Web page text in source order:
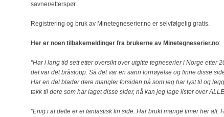
savner/etterspør.
Registrering og bruk av Minetegneserier.no er selvfølgelig gratis.
Her er noen tilbakemeldinger fra brukerne av Minetegneserier.no:
"Har i lang tid sett etter oversikt over utgitte tegneserier i Norge etter
det var det bråstopp. Så det var en sann fornøyelse og finne disse
Har en del blader dere mangler forsiden på som jeg har lyst til og
takk til dere som har laget disse sider, nå kan jeg lage lister over
"Enig i at dette er ei fantastisk fin side. Har brukt mange timer her